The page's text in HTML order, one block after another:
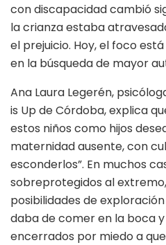
con discapacidad cambió
la crianza estaba
el prejuicio. Hoy, el foco
en la búsqueda de mayor
Ana Laura Legerén,
is Up de Córdoba, explica
estos niños como hijos
maternidad ausente, con
esconderlos”. En muchos
sobreprotegidos al
posibilidades de exploración
daba de comer en la boca
encerrados por miedo a